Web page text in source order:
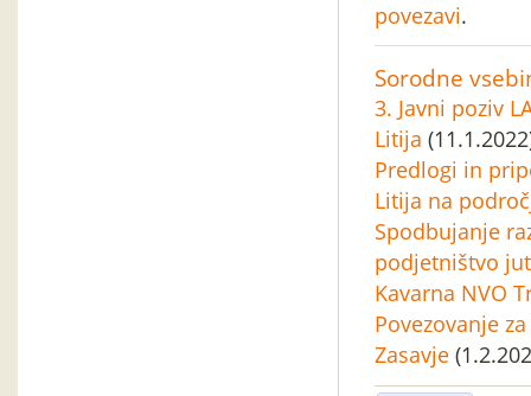
povezavi.
Sorodne
3. Javni poziv
Litija
Predlogi in
Litija na
Spodbujanje
podjetništvo
Kavarna NVO
Povezovanje
Zasavje